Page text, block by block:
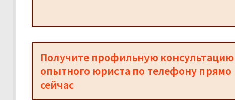
Получите профильную консультацию
опытного юриста по телефону прямо
сейчас